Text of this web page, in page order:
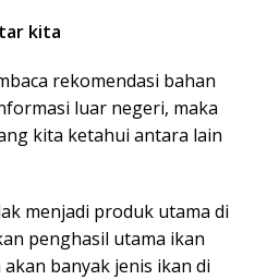
kita
rekomendasi bahan
luar negeri, maka
kita ketahui antara lain
menjadi produk utama di
penghasil utama ikan
banyak jenis ikan di